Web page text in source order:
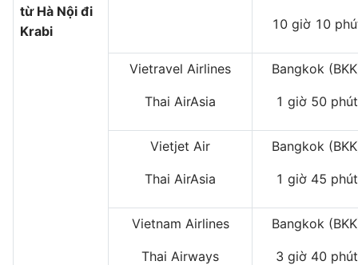
từ Hà Nội đi
Krabi
10 giờ 10
Vietravel Airlines
Thai AirAsia
Bangkok
1 giờ 50 phút
Vietjet Air
Thai AirAsia
Bangkok
1 giờ 45 phút
Vietnam Airlines
Thai Airways
Bangkok
3 giờ 40 phút